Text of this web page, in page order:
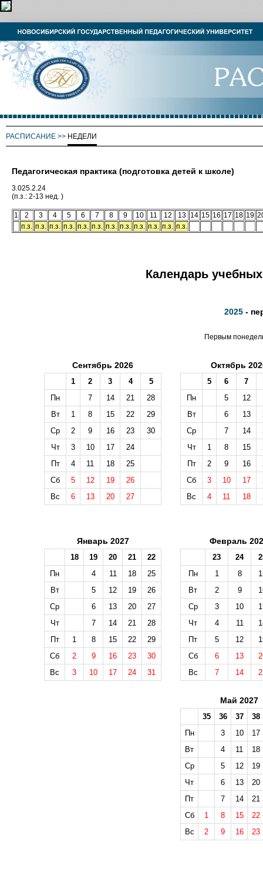
РАСПИСАНИЕ >> НЕДЕЛИ
Педагогическая практика (подготовка детей к школе)
3.025.2.24
(п.з.: 2-13 нед. )
1 2 3 4 5 6 7 8 9 10 11 12 13 14 15 16 17 18 19
п.з. п.з. п.з. п.з. п.з. п.з. п.з. п.з. п.з. п.з. п.з. п.з.
Календарь
2025-
Первым
Сентябрь 2026
1 2 3 4
5
Пн
7 14 21
28
Вт
1 8 15 22
29
Ср
2 9 16 23
30
Чт
3 10 17
24
Пт
4 11 18
25
Сб
5 12 19
26
Вс
6 13 20 27
Октябрь
5 6
7
Пн
5 12
Вт
6 13
Ср
7 14
Чт
1 8 15
Пт
2 9 16
Сб
3 10 17
Вс
4 11 18
Январь 2027
18 19 20 21
22
Пн
4 11 18
25
Вт
5 12 19
26
Ср
6 13 20
27
Чт
7 14 21
28
Пт
1 8 15 22
29
Сб
2 9 16 23
30
Вс
3 10 17 24 31
Февраль
23 24
Пн
1 8
Вт
2 9
Ср
3 10
Чт
4 11
Пт
5 12
Сб
6 13
Вс
7 14
Май 2027
35 36 37
38
Пн
3 10
17
Вт
4 11
18
Ср
5 12
19
Чт
6 13
20
Пт
7 14
21
Сб
1 8 15
22
Вс
2 9 16 23